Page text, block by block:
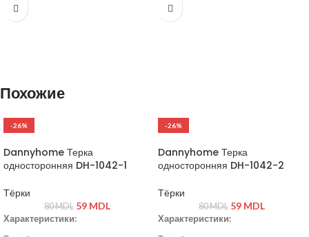
фильтром
фильтром
Похожие
-26%
Dannyhome Терка
односторонняя DH-1042-1
Тёрки
80MDL 59 MDL
Характеристики:
-26%
Dannyhome Терка
односторонняя DH-1042-2
Тёрки
80MDL 59 MDL
Характеристики: